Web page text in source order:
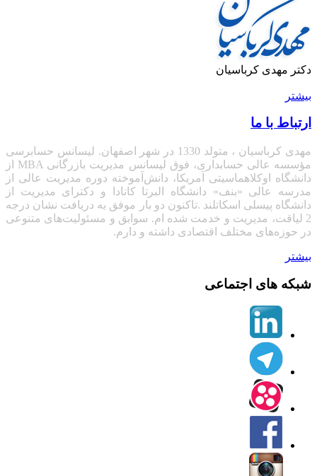
دکتر مهدی کرباسیان
بیشتر
ارتباط با ما
مهدی کرباسیان ، متولد 1330 در شهر اصفهان. لیسانس حسابرسی
مؤسسه عالی حسابداری، فوق لیسانس مدیریت بازرگانی MBA
از
دانشگاه اوکلاهماسیتی آمریکا، دانش‌آموخته دوره مدیریت عالی از
مدرسه عالی «بنف» دانشگاه البرتا کانادا و دکترای مدیریت از
دانشگاه پیسلی اسکاتلند .تاکنون دو بار موفق به دریافت نشان درجه
2 لیاقت، مدیریت و خدمت شده ام. سوابق و مسئولیت‌های متنوعی
در حوزه‌های مختلف اقتصادی داشته و دارم.
بیشتر
شبکه های اجتماعی